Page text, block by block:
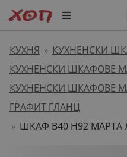
КУХНЯ » КУХНЕНСКИ
КУХНЕНСКИ ШКАФОВЕ
КУХНЕНСКИ ШКАФОВЕ
ГРАФИТ ГЛАНЦ
» ШКАФ B40 H92 МАРТА